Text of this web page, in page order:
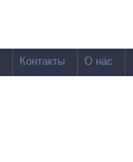
Контакты О нас